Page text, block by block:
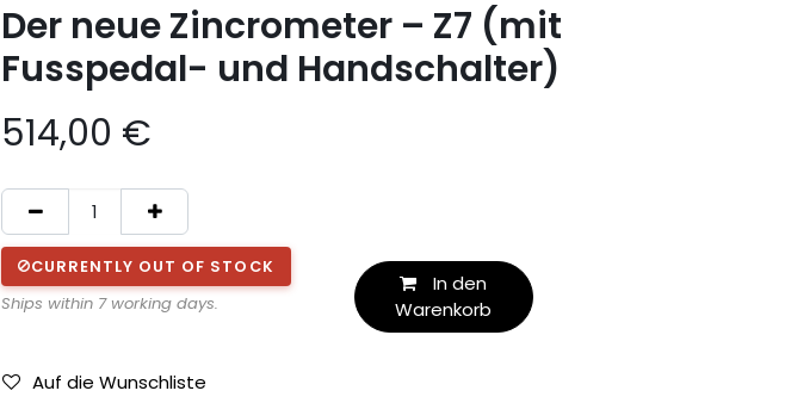
Der neue Zincrometer – Z7 (mit
Fusspedal- und Handschalter)
514,00 €
CURRENTLY OUT OF STOCK
Ships within 7 working days.
In den
Warenkorb
Auf die Wunschliste